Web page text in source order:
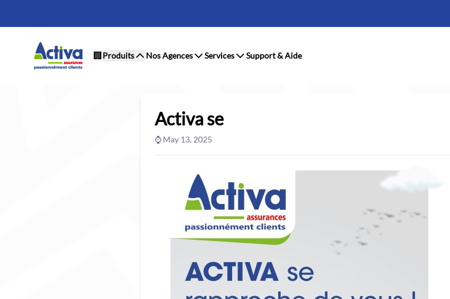
🏢Produits Nos Agences Services Support & Aide
Activa se
⌚ May 13, 2025